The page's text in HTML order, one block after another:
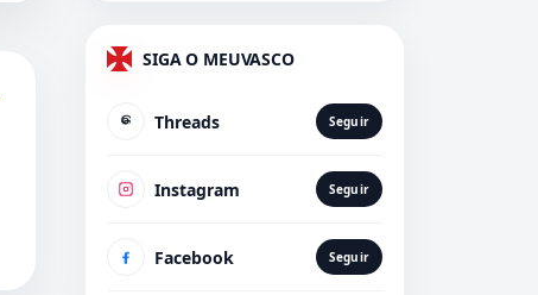
SIGA O MEUVASCO
Threads Seguir
Instagram Seguir
Facebook Seguir